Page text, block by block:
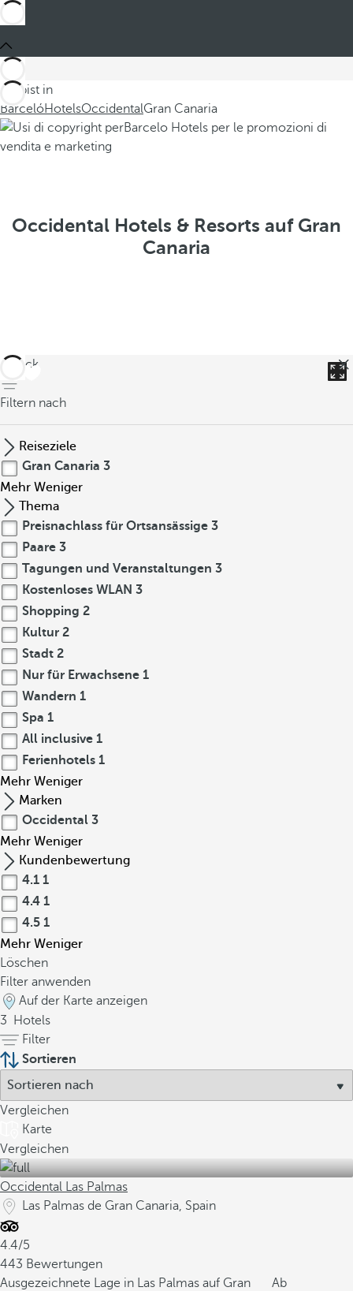
Du bist in
BarcelóHotelsOccidentalGran Canaria
Occidental Hotels & Resorts auf Gran
Canaria
zurück
Filtern nach
Reiseziele
Gran Canaria 3
Mehr Weniger
Thema
Preisnachlass für Ortsansässige 3
Paare 3
Tagungen und Veranstaltungen 3
Kostenloses WLAN 3
Shopping 2
Kultur 2
Stadt 2
Nur für Erwachsene 1
Wandern 1
Spa 1
All inclusive 1
Ferienhotels 1
Mehr Weniger
Marken
Occidental 3
Mehr Weniger
Kundenbewertung
4.1 1
4.4 1
4.5 1
Mehr Weniger
Löschen
Filter anwenden
Auf der Karte anzeigen
3
Hotels
Filter
Sortieren
Vergleichen
Karte
Vergleichen
Occidental Las Palmas
Las Palmas de Gran Canaria, Spain
4.4/5
443 Bewertungen
Ausgezeichnete Lage in Las Palmas auf Gran
Ab